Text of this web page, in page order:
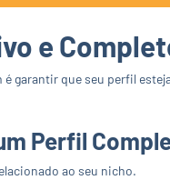
e
garantir que seu perfil
Perfil
ao seu nicho.